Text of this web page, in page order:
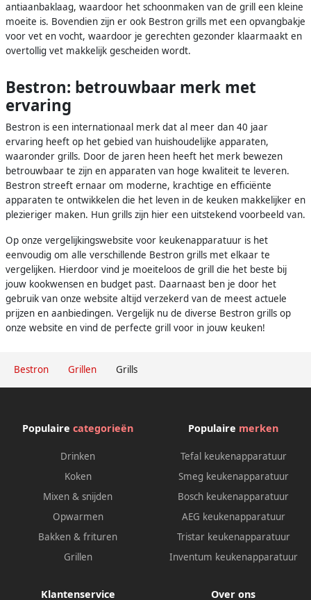
Bestron Grillen Grills
antiaanbaklaag, waardoor het schoonmaken van de grill een kleine
moeite is. Bovendien zijn er ook Bestron grills met een opvangbakje
voor vet en vocht, waardoor je gerechten gezonder klaarmaakt en
overtollig vet makkelijk gescheiden wordt.
Bestron: betrouwbaar merk met
ervaring
Bestron is een internationaal merk dat al meer dan 40 jaar
ervaring heeft op het gebied van huishoudelijke apparaten,
waaronder grills. Door de jaren heen heeft het merk bewezen
betrouwbaar te zijn en apparaten van hoge kwaliteit te leveren.
Bestron streeft ernaar om moderne, krachtige en efficiënte
apparaten te ontwikkelen die het leven in de keuken makkelijker en
plezieriger maken. Hun grills zijn hier een uitstekend voorbeeld van.
Op onze vergelijkingswebsite voor keukenapparatuur is het
eenvoudig om alle verschillende Bestron grills met elkaar te
vergelijken. Hierdoor vind je moeiteloos de grill die het beste bij
jouw kookwensen en budget past. Daarnaast ben je door het
gebruik van onze website altijd verzekerd van de meest actuele
prijzen en aanbiedingen. Vergelijk nu de diverse Bestron grills op
onze website en vind de perfecte grill voor in jouw keuken!
Populaire categorieën
Drinken
Koken
Mixen & snijden
Opwarmen
Bakken & frituren
Grillen
Populaire merken
Tefal keukenapparatuur
Smeg keukenapparatuur
Bosch keukenapparatuur
AEG keukenapparatuur
Tristar keukenapparatuur
Inventum keukenapparatuur
Klantenservice Over ons